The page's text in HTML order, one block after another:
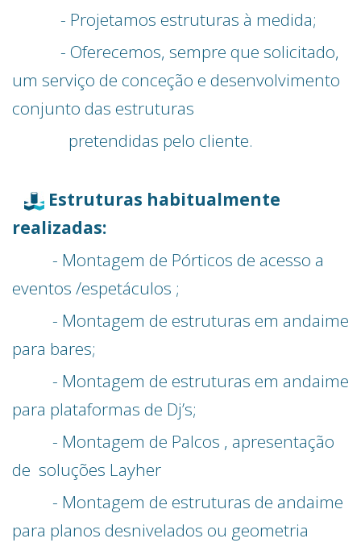
- Projetamos estruturas à medida;
- Oferecemos, sempre que solicitado,
um serviço de conceção e desenvolvimento
conjunto das estruturas
pretendidas pelo cliente.
Estruturas habitualmente
realizadas:
- Montagem de Pórticos de acesso a
eventos /espetáculos ;
- Montagem de estruturas em andaime
para bares;
- Montagem de estruturas em andaime
para plataformas de Dj’s;
- Montagem de Palcos , apresentação
de soluções Layher
- Montagem de estruturas de andaime
para planos desnivelados ou geometria